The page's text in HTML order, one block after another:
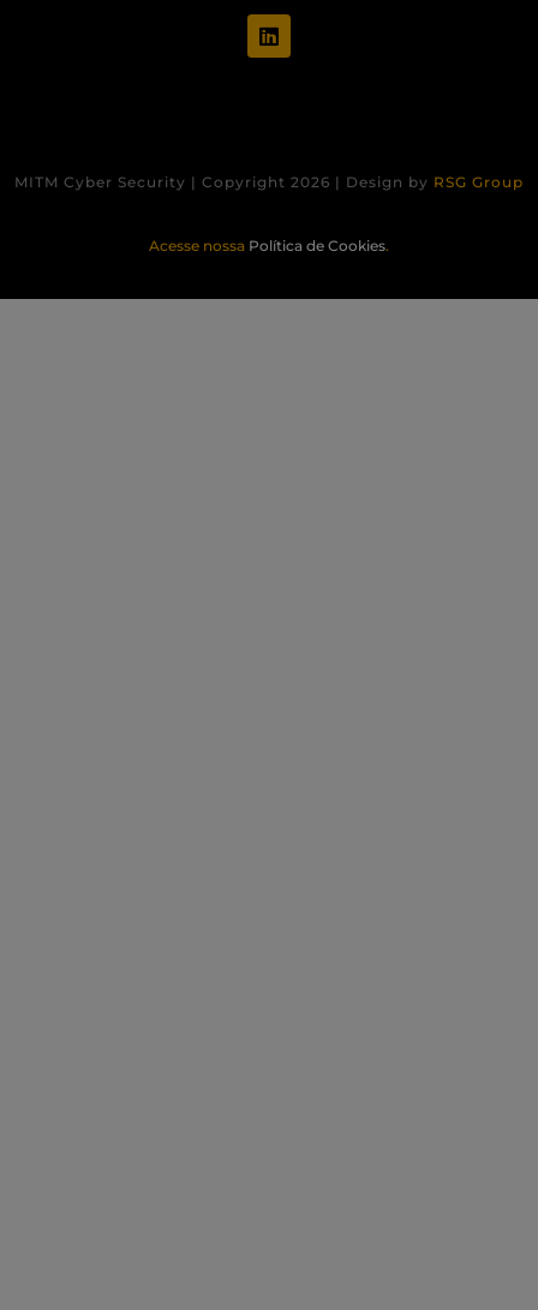
MITM Cyber Security | Copyright 2026 | Design by RSG Group
Acesse nossa Política de Cookies.